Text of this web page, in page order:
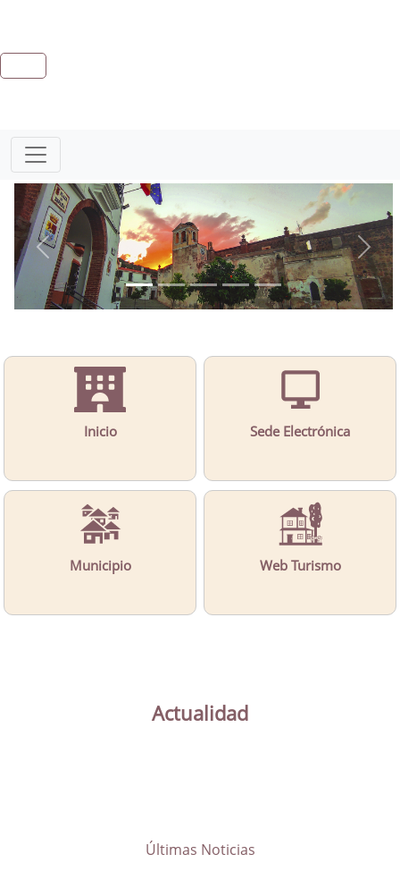
Inicio Sede Electrónica
Municipio Web Turismo
Actualidad
Últimas Noticias